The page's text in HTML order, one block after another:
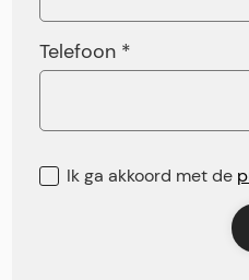
Telefoon *
Ik ga akkoord met de